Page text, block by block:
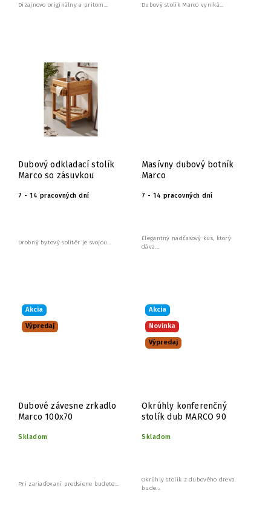
Dizajnovo originálny a pritom... Dubový stolík Marco vyniká...
Dubový odkladací stolík
Marco so zásuvkou
7 - 14 pracovných dní
Drobný bytový solitér je svojou...
Masívny dubový botník
Marco
7 - 14 pracovných dní
Elegantný nadčasový kus, ktorý
dáva...
Akcia
Výpredaj
Dubové závesne zrkadlo
Marco 100x70
Skladom
Pri zariaďovaní predsiene budete...
Akcia
Novinka
Výpredaj
Okrúhly konferenčný
stolík dub MARCO 90
Skladom
Okrúhly stolík z dubového dreva
bude...